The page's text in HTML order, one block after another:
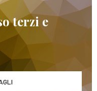
terzi e